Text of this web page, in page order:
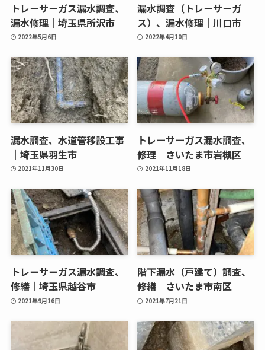
トレーサーガス漏水調査、
漏水修理｜埼玉県所沢市
2022年5月6日
漏水調査（トレーサーガ
ス）、漏水修理｜川口市
2022年4月10日
漏水調査、水道管移設工事
｜埼玉県羽生市
2021年11月30日
トレーサーガス漏水調査、
修理｜さいたま市岩槻区
2021年11月18日
トレーサーガス漏水調査、
修繕｜埼玉県越谷市
2021年9月16日
階下漏水（戸建て）調査、
修繕｜さいたま市南区
2021年7月21日